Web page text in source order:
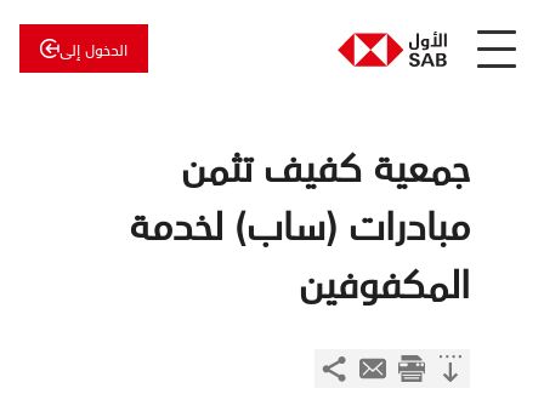
الدخول إلى
جمعية كفيف تثمن
مبادرات (ساب) لخدمة
المكفوفين